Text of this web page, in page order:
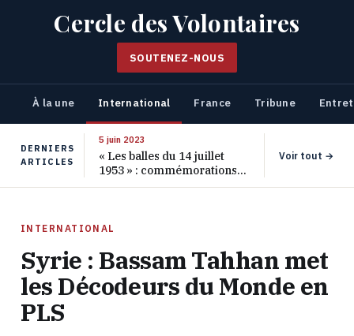
Cercle des Volontaires
SOUTENEZ-NOUS
À la une International France Tribune
DERNIERS
ARTICLES
5 juin 2023
« Les balles du 14 juillet
1953 » : commémorations
pour les 70 ans de ce
Voir tout →
INTERNATIONAL
Syrie : Bassam Tahhan met
les Décodeurs du Monde en
PLS